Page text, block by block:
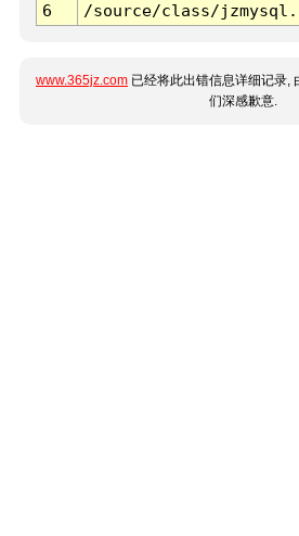
6
/source/class/
www.365jz.com 已经将此出错信息详细记录,
们深感歉意.